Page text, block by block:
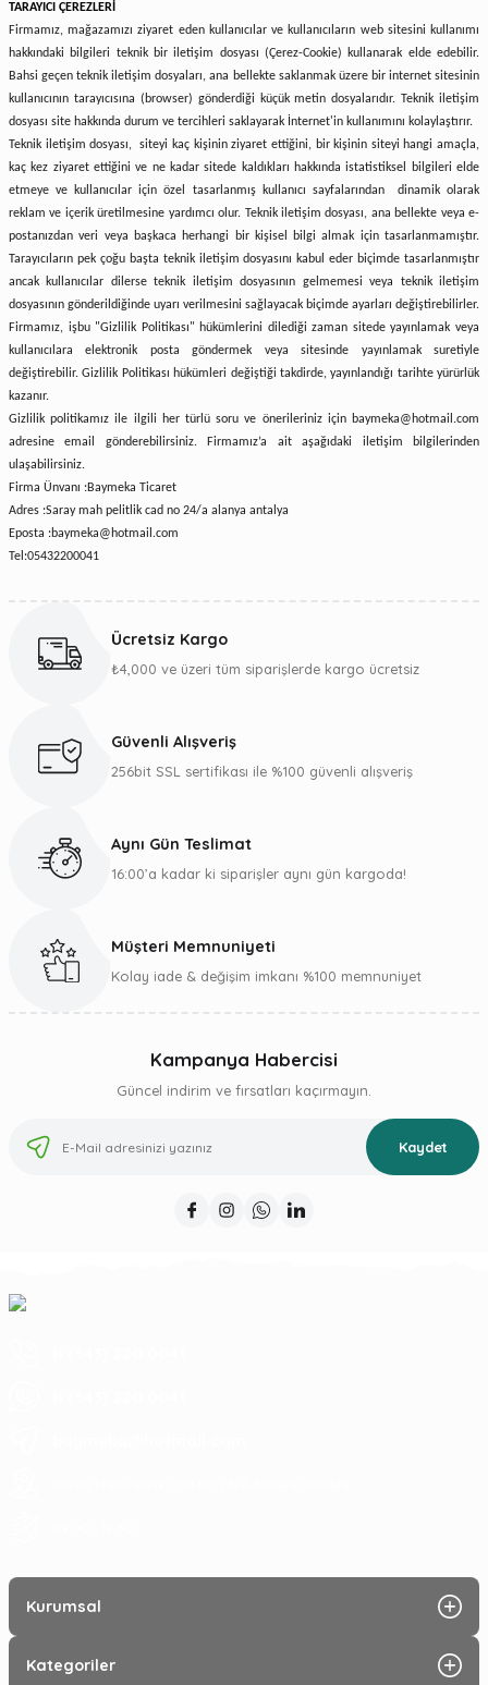
TARAYICI ÇEREZLERİ
Firmamız, mağazamızı ziyaret eden kullanıcılar ve kullanıcıların web sitesini kullanımı
hakkındaki bilgileri teknik bir iletişim dosyası (Çerez-Cookie) kullanarak elde edebilir.
Bahsi geçen teknik iletişim dosyaları, ana bellekte saklanmak üzere bir internet sitesinin
kullanıcının tarayıcısına (browser) gönderdiği küçük metin dosyalarıdır. Teknik iletişim
dosyası site hakkında durum ve tercihleri saklayarak İnternet'in kullanımını kolaylaştırır.
Teknik iletişim dosyası, siteyi kaç kişinin ziyaret ettiğini, bir kişinin siteyi hangi amaçla,
kaç kez ziyaret ettiğini ve ne kadar sitede kaldıkları hakkında istatistiksel bilgileri elde
etmeye ve kullanıcılar için özel tasarlanmış kullanıcı sayfalarından dinamik olarak
reklam ve içerik üretilmesine yardımcı olur. Teknik iletişim dosyası, ana bellekte veya e-
postanızdan veri veya başkaca herhangi bir kişisel bilgi almak için tasarlanmamıştır.
Tarayıcıların pek çoğu başta teknik iletişim dosyasını kabul eder biçimde tasarlanmıştır
ancak kullanıcılar dilerse teknik iletişim dosyasının gelmemesi veya teknik iletişim
dosyasının gönderildiğinde uyarı verilmesini sağlayacak biçimde ayarları değiştirebilirler.
Firmamız, işbu "Gizlilik Politikası" hükümlerini dilediği zaman sitede yayınlamak veya
kullanıcılara elektronik posta göndermek veya sitesinde yayınlamak suretiyle
değiştirebilir. Gizlilik Politikası hükümleri değiştiği takdirde, yayınlandığı tarihte yürürlük
kazanır.
Gizlilik politikamız ile ilgili her türlü soru ve önerileriniz için baymeka@hotmail.com
adresine email gönderebilirsiniz. Firmamız’a ait aşağıdaki iletişim bilgilerinden
ulaşabilirsiniz.
Firma Ünvanı :Baymeka Ticaret
Adres :Saray mah pelitlik cad no 24/a alanya antalya
Eposta :baymeka@hotmail.com
Tel:05432200041
Ücretsiz Kargo
₺4,000 ve üzeri tüm siparişlerde kargo ücretsiz
Güvenli Alışveriş
256bit SSL sertifikası ile %100 güvenli alışveriş
Aynı Gün Teslimat
16:00’a kadar ki siparişler aynı gün kargoda!
Müşteri Memnuniyeti
Kolay iade & değişim imkanı %100 memnuniyet
Kampanya Habercisi
Güncel indirim ve fırsatları kaçırmayın.
Kaydet
Kurumsal
Kategoriler